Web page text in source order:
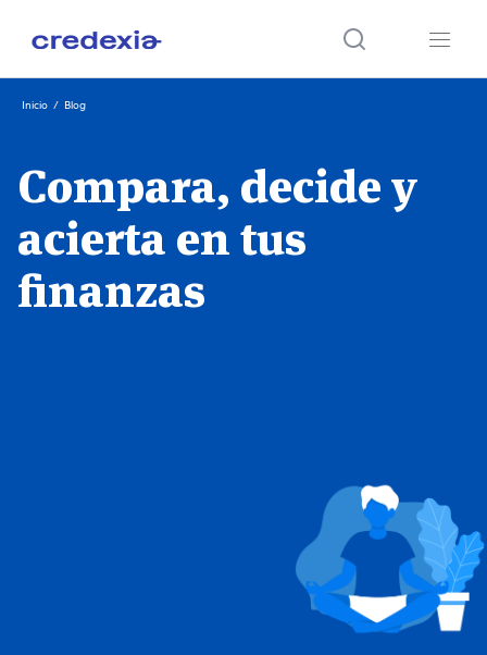
Inicio / Blog
Compara, decide y
acierta en tus
finanzas